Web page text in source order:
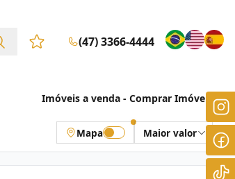
Favoritos (0 itens)
(47) 3366-4444
Imóveis a venda - Comprar Imóveis
Mapa Maior valor